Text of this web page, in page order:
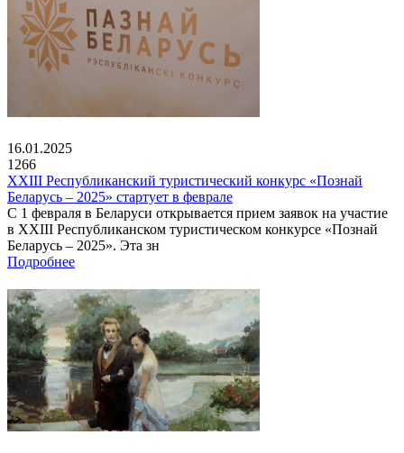
16.01.2025
1266
XXIII Республиканский туристический конкурс «Познай
Беларусь – 2025» стартует в феврале
С 1 февраля в Беларуси открывается прием заявок на участие
в XXIII Республиканском туристическом конкурсе «Познай
Беларусь – 2025». Эта зн
Подробнее